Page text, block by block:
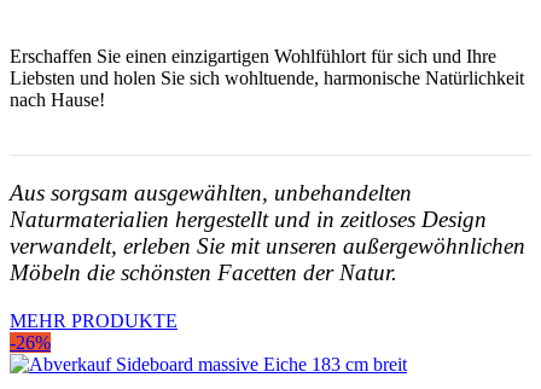
Erschaffen Sie einen einzigartigen Wohlfühlort für sich und Ihre
Liebsten und holen Sie sich wohltuende, harmonische Natürlichkeit
nach Hause!
Aus sorgsam ausgewählten, unbehandelten
Naturmaterialien hergestellt und in zeitloses Design
verwandelt, erleben Sie mit unseren außergewöhnlichen
Möbeln die schönsten Facetten der Natur.
MEHR PRODUKTE
-26%